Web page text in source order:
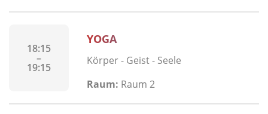
18:15
–
19:15
YOGA
Körper - Geist - Seele
Raum: Raum 2